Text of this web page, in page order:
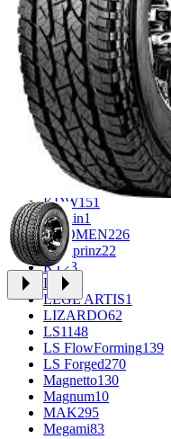
CROSS_STREET30
Eurodisk1
FF34
GR71
Grizzly3
iFree1004
iFree Original 53
Ikon1
INFORGED1
IVR1
K&K1
KDW151
Keskin1
KHOMEN226
Kronprinz22
KT23
LE
13
LEGE ARTIS1
LIZARDO62
LS1148
LS FlowForming139
LS Forged270
Magnetto130
Magnum10
MAK295
Megami83